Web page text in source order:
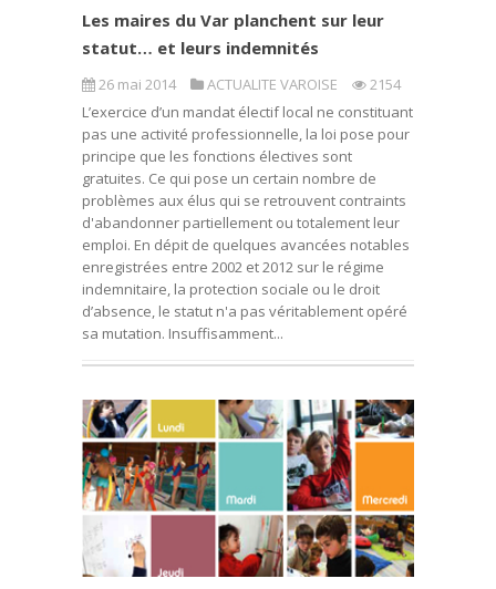
Les maires du Var planchent sur leur
statut… et leurs indemnités
26 mai 2014 ACTUALITE VAROISE
2154
L’exercice d’un mandat électif local ne constituant
pas une activité professionnelle, la loi pose pour
principe que les fonctions électives sont
gratuites. Ce qui pose un certain nombre de
problèmes aux élus qui se retrouvent contraints
d'abandonner partiellement ou totalement leur
emploi. En dépit de quelques avancées notables
enregistrées entre 2002 et 2012 sur le régime
indemnitaire, la protection sociale ou le droit
d’absence, le statut n'a pas véritablement opéré
sa mutation. Insuffisamment...